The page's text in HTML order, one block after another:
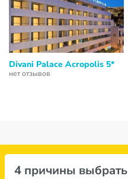
Divani Palace Acropolis 5*
нет отзывов
4 причины выбрать